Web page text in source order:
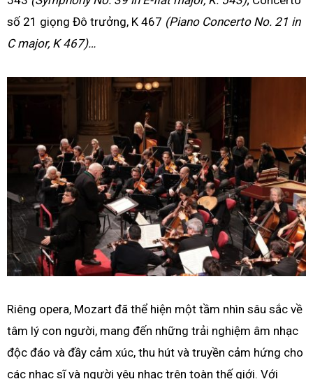
số 21 giọng Đô trưởng, K 467 (Piano Concerto No. 21 in
C major, K 467)…
Riêng opera, Mozart đã thể hiện một tầm nhìn sâu sắc về
tâm lý con người, mang đến những trải nghiệm âm nhạc
độc đáo và đầy cảm xúc, thu hút và truyền cảm hứng cho
các nhạc sĩ và người yêu nhạc trên toàn thế giới. Với